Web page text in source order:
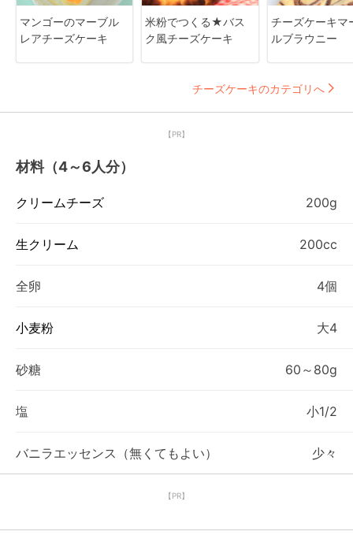
マンゴーのマーブル
レアチーズケーキ
米粉でつくる★バス
ク風チーズケーキ
チーズケーキマ
ルブラウニー
チーズケーキのカテゴリへ
【PR】
材料（4～6人分）
クリームチーズ 200g
生クリーム 200cc
全卵 4個
小麦粉 大4
砂糖 60～80g
塩 小1/2
バニラエッセンス（無くてもよい） 少々
【PR】